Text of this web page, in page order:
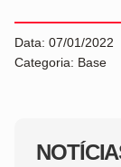
Data: 07/01/2022
Categoria: Base